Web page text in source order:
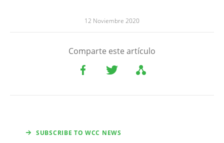
12 Noviembre 2020
Comparte este artículo
SUBSCRIBE TO WCC NEWS